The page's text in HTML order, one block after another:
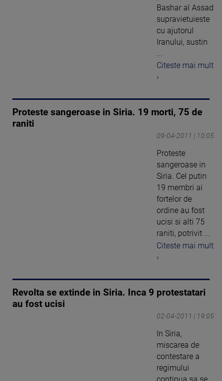
Bashar al Assad
supravietuieste
cu ajutorul
Iranului, sustin
Citeste mai mult
›
Proteste sangeroase in Siria. 19 morti, 75 de
raniti
09-04-2011 | 10:05
Proteste
sangeroase in
Siria. Cel putin
19 membri ai
fortelor de
ordine au fost
ucisi si alti 75
raniti, potrivit ...
Citeste mai mult
›
Revolta se extinde in Siria. Inca 9 protestatari
au fost ucisi
02-04-2011 | 19:05
In Siria,
miscarea de
contestare a
regimului